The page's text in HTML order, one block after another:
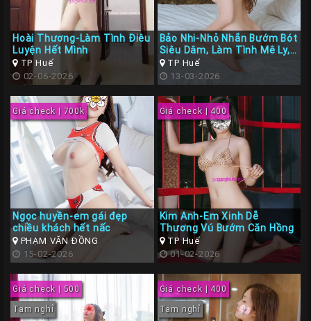
Gọi
Huế
Giá
Gái
Gọi
Sinh
Viên
Huế
Gái
Gọi
Huế
Kiểm
Định
HƯỚNG
Hoài Thương-Làm Tình Điêu
Luyện Hết Mình
TP Huế
02-06-2026
Bảo Nhi-Nhỏ Nhắn Bướm Bót
Siêu Dâm, Làm Tình Mê Ly,
BJ cực đã
TP Huế
13-03-2026
Giá check | 700k
Ngọc huyền-em gái đẹp
chiều khách hết nấc
PHẠM VĂN ĐỒNG
15-02-2026
Giá check | 400
Kim Anh-Em Xinh Dễ
Thương Vú Bướm Căn Hồng
TP Huế
01-02-2026
Giá check | 500
Tạm nghỉ
Giá check | 400
Tạm nghỉ